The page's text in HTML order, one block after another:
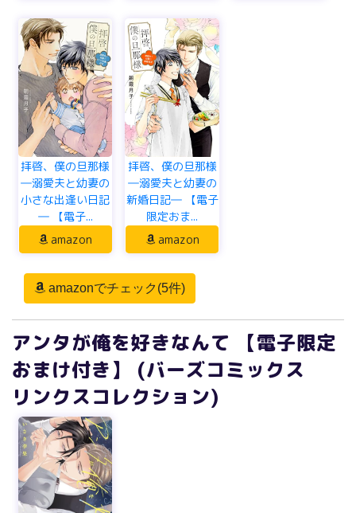
拝啓、僕の旦那様
―溺愛夫と幼妻の
小さな出逢い日記
― 【電子...
amazon
拝啓、僕の旦那様
―溺愛夫と幼妻の
新婚日記― 【電子
限定おま...
amazon
amazonでチェック(5件)
アンタが俺を好きなんて 【電子限定
おまけ付き】 (バーズコミックス
リンクスコレクション)